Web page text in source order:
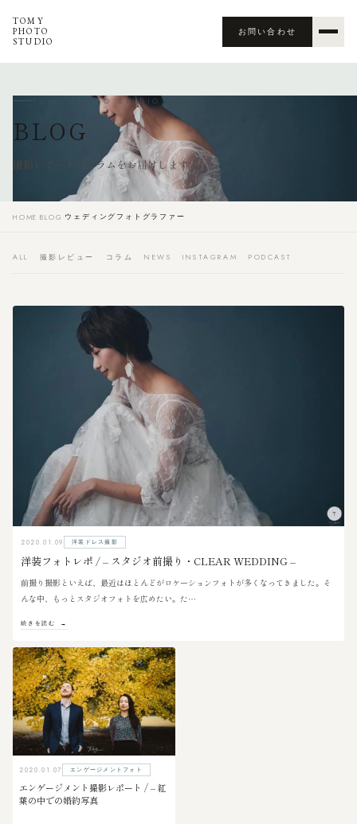
TOMY
PHOTO
STUDIO
お問い合わせ
TOMY PHOTO STUDIO
BLOG
撮影レポートやコラムをお届けします
HOME ›BLOG ウェディングフォトグラファー
ALL 撮影レビュー コラム NEWS INSTAGRAM PODCAST
2020.01.09 洋装ドレス撮影
洋装フォトレポ / – スタジオ前撮り・CLEAR WEDDING –
前撮り撮影といえば、最近はほとんどがロケーションフォトが多くなってきました。そ
んな中、もっとスタジオフォトを広めたい。た…
続きを読む
2020.01.07 エンゲージメントフォト
エンゲージメント撮影レポート / – 紅
葉の中での婚約写真